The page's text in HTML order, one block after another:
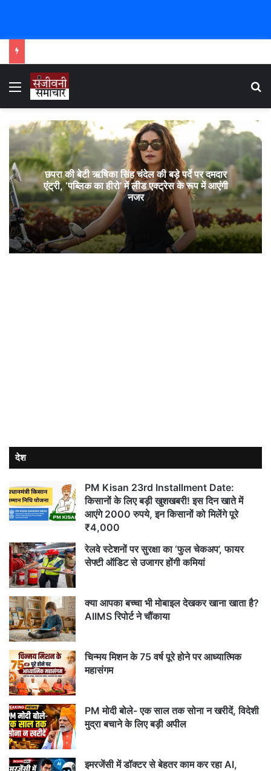
Menu
छपरा की बेटी ऋषिका सिंह चंदेल की बड़े पर्दे पर दमदार
एंट्री, ‘पब्लिक का हीरो’ में लीड एक्ट्रेस के रूप में आएंगी
नजर
देश
PM Kisan 23rd Installment Date:
किसानों के लिए बड़ी खुशखबरी! इस दिन खाते में
आएंगे 2000 रुपये, इन किसानों को मिलेंगे पूरे
₹4,000
रेलवे स्टेशनों पर सुरक्षा का ‘फुल चेकअप’, फायर
सेफ्टी ऑडिट से उजागर होंगी कमियां
क्या आपका बच्चा भी मोबाइल देखकर खाना खाता है?
AIIMS रिपोर्ट ने चौंकाया
चिन्मय मिशन के 75 वर्ष पूरे होने पर आध्यात्मिक
महासंगम
PM मोदी बोले- एक साल तक सोना न खरीदें, विदेशी
मुद्रा बचाने के लिए बड़ी अपील
इमरजेंसी में डॉक्टर से बेहतर काम कर रहा AI,